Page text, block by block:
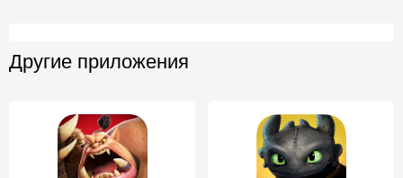
Другие приложения